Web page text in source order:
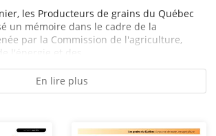
les Producteurs de grains du Québec
un mémoire dans le cadre de la
par la Commission de l'agriculture,
l'énergie et des...
En lire plus